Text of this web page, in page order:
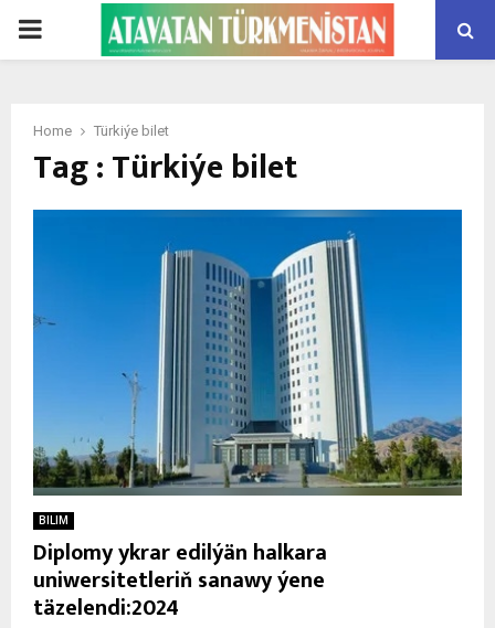
PRIMARY
Home Türkiýe bilet
Tag : Türkiýe bilet
BILIM
Diplomy ykrar edilýän halkara
uniwersitetleriň sanawy ýene
täzelendi:2024